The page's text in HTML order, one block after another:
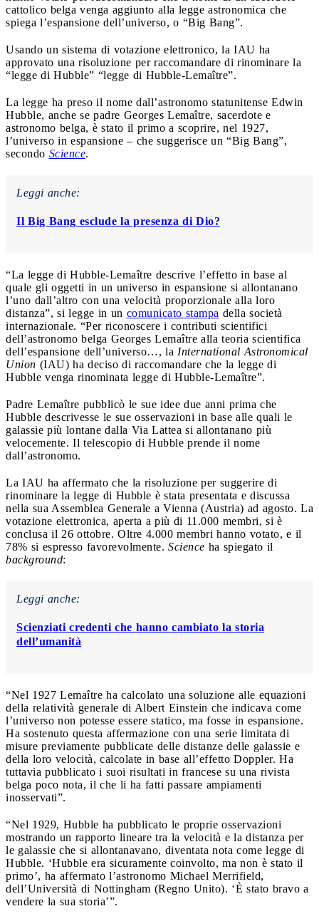
cattolico belga venga aggiunto alla legge astronomica che
spiega l’espansione dell’universo, o “Big Bang”.
Usando un sistema di votazione elettronico, la IAU ha
approvato una risoluzione per raccomandare di rinominare la
“legge di Hubble” “legge di Hubble-Lemaître”.
La legge ha preso il nome dall’astronomo statunitense Edwin
Hubble, anche se padre Georges Lemaître, sacerdote e
astronomo belga, è stato il primo a scoprire, nel 1927,
l’universo in espansione – che suggerisce un “Big Bang”,
secondo Science.
Leggi anche:
Il Big Bang esclude la presenza di Dio?
“La legge di Hubble-Lemaître descrive l’effetto in base al
quale gli oggetti in un universo in espansione si allontanano
l’uno dall’altro con una velocità proporzionale alla loro
distanza”, si legge in un comunicato stampa della società
internazionale. “Per riconoscere i contributi scientifici
dell’astronomo belga Georges Lemaître alla teoria scientifica
dell’espansione dell’universo…, la International Astronomical
Union (IAU) ha deciso di raccomandare che la legge di
Hubble venga rinominata legge di Hubble-Lemaître”.
Padre Lemaître pubblicò le sue idee due anni prima che
Hubble descrivesse le sue osservazioni in base alle quali le
galassie più lontane dalla Via Lattea si allontanano più
velocemente. Il telescopio di Hubble prende il nome
dall’astronomo.
La IAU ha affermato che la risoluzione per suggerire di
rinominare la legge di Hubble è stata presentata e discussa
nella sua Assemblea Generale a Vienna (Austria) ad agosto. La
votazione elettronica, aperta a più di 11.000 membri, si è
conclusa il 26 ottobre. Oltre 4.000 membri hanno votato, e il
78% si espresso favorevolmente. Science ha spiegato il
background:
Leggi anche:
Scienziati credenti che hanno cambiato la storia
dell’umanità
“Nel 1927 Lemaître ha calcolato una soluzione alle equazioni
della relatività generale di Albert Einstein che indicava come
l’universo non potesse essere statico, ma fosse in espansione.
Ha sostenuto questa affermazione con una serie limitata di
misure previamente pubblicate delle distanze delle galassie e
della loro velocità, calcolate in base all’effetto Doppler. Ha
tuttavia pubblicato i suoi risultati in francese su una rivista
belga poco nota, il che li ha fatti passare ampiamenti
inosservati”.
“Nel 1929, Hubble ha pubblicato le proprie osservazioni
mostrando un rapporto lineare tra la velocità e la distanza per
le galassie che si allontanavano, diventata nota come legge di
Hubble. ‘Hubble era sicuramente coinvolto, ma non è stato il
primo’, ha affermato l’astronomo Michael Merrifield,
dell’Università di Nottingham (Regno Unito). ‘È stato bravo a
vendere la sua storia’”.